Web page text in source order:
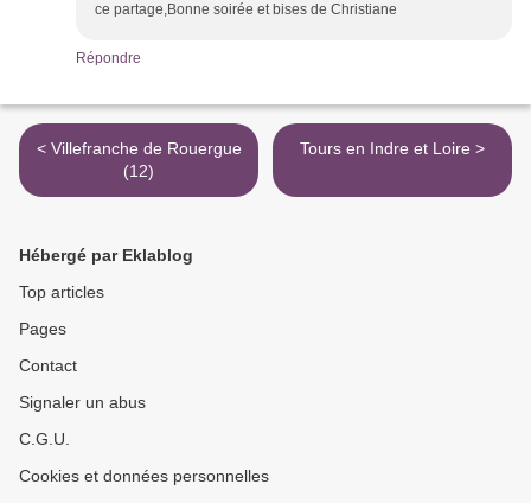
ce partage,Bonne soirée et bises de Christiane
Répondre
< Villefranche de Rouergue
(12)
Tours en Indre et Loire >
Hébergé par Eklablog
Top articles
Pages
Contact
Signaler un abus
C.G.U.
Cookies et données personnelles